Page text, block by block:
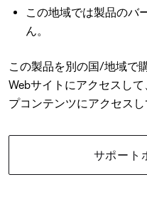
この地域では製品のバ
ん。
この製品を別の国/地域で
Webサイトにアクセスし
プコンテンツにアクセスし
サポート